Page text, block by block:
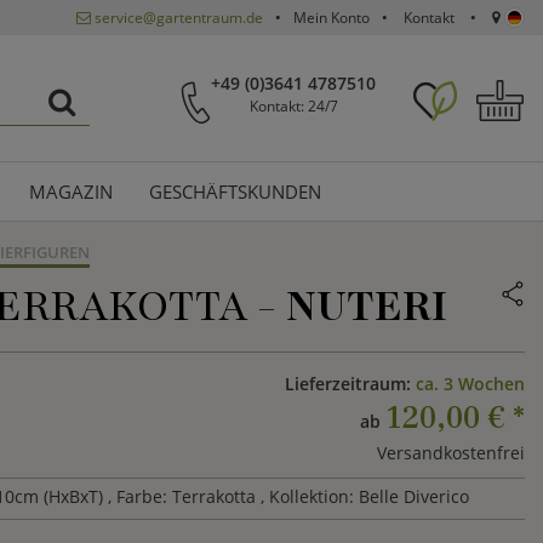
service@gartentraum.de Mein Konto Kontakt
+49 (0)3641 4787510
Kontakt: 24/7
MAGAZIN GESCHÄFTSKUNDEN
- NUTERI
Lieferzeitraum: ca. 3 Wochen
ab 120,00 € *
Versandkostenfrei
(HxBxT) , Farbe: Terrakotta , Kollektion: Belle Diverico